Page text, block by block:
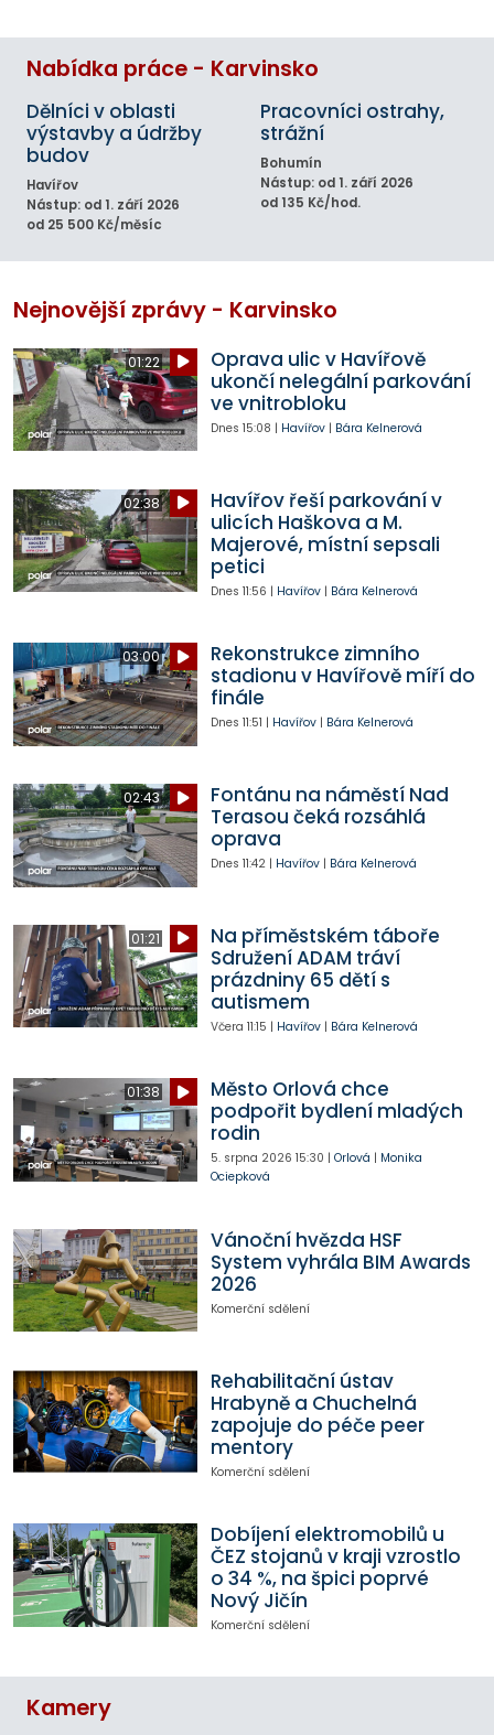
Nabídka práce - Karvinsko
Dělníci v oblasti
výstavby a údržby
budov
Havířov
Nástup: od 1. září 2026
od 25 500 Kč/měsíc
Pracovníci ostrahy,
strážní
Bohumín
Nástup: od 1. září 2026
od 135 Kč/hod.
Nejnovější zprávy - Karvinsko
01:22
Oprava ulic v Havířově
ukončí nelegální parkování
ve vnitrobloku
Dnes 15:08 | Havířov| Bára Kelnerová
02:38
Havířov řeší parkování v
ulicích Haškova a M.
Majerové, místní sepsali
petici
Dnes 11:56 | Havířov| Bára Kelnerová
03:00
Rekonstrukce zimního
stadionu v Havířově míří do
finále
Dnes 11:51 | Havířov| Bára Kelnerová
02:43
Fontánu na náměstí Nad
Terasou čeká rozsáhlá
oprava
Dnes 11:42| Havířov| Bára Kelnerová
01:21
Na příměstském táboře
Sdružení ADAM tráví
prázdniny 65 dětí s
autismem
Včera 11:15 | Havířov| Bára Kelnerová
01:38
Město Orlová chce
podpořit bydlení mladých
rodin
5. srpna 2026 15:30 | Orlová | Monika
Ociepková
Vánoční hvězda HSF
System vyhrála BIM Awards
2026
Komerční sdělení
Rehabilitační ústav
Hrabyně a Chuchelná
zapojuje do péče peer
mentory
Komerční sdělení
Dobíjení elektromobilů u
ČEZ stojanů v kraji vzrostlo
o 34 %, na špici poprvé
Nový Jičín
Komerční sdělení
Kamery